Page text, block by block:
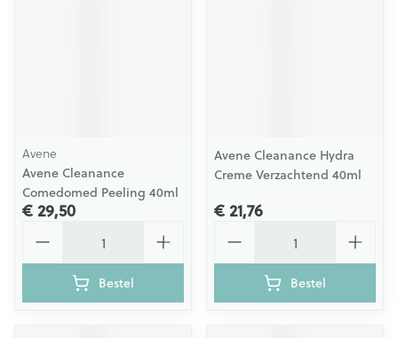
Avene
Avene Cleanance
Comedomed Peeling 40ml
€ 29,50
Bestel
Avene Cleanance Hydra
Creme Verzachtend 40ml
€ 21,76
Bestel